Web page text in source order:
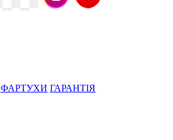
ФАРТУХИ ГАРАНТІЯ